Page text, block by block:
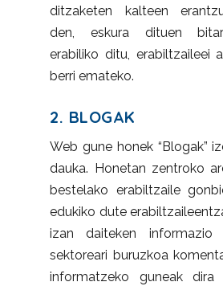
ditzaketen kalteen
den, eskura dituen
erabiliko ditu, erabiltzaileei
berri emateko.
2. BLOGAK
Web gune honek “Blogak”
dauka. Honetan zentroko
bestelako erabiltzaile
edukiko dute
izan daiteken informazio
sektoreari buruzkoa
informatzeko guneak